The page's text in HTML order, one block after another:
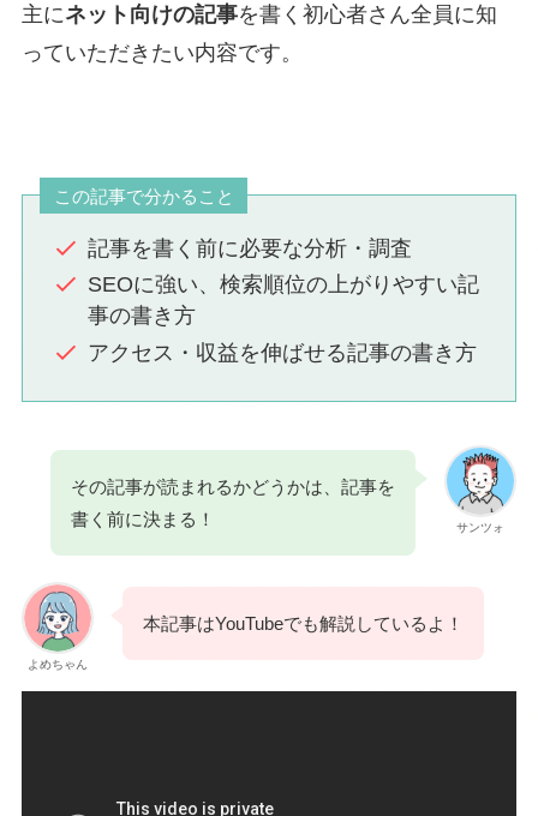
主にネット向けの記事を書く初心者さん全員に知
っていただきたい内容です。
この記事で分かること
記事を書く前に必要な分析・調査
SEOに強い、検索順位の上がりやすい記
事の書き方
アクセス・収益を伸ばせる記事の書き方
サンツォ
その記事が読まれるかどうかは、記事を
書く前に決まる！
よめちゃん
本記事はYouTubeでも解説しているよ！